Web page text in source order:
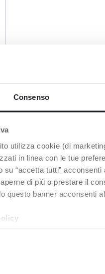
Consenso
utilizza cookie (di
in linea con le tue
su “accetta tutti”
di più o prestare il
questo banner acconsenti